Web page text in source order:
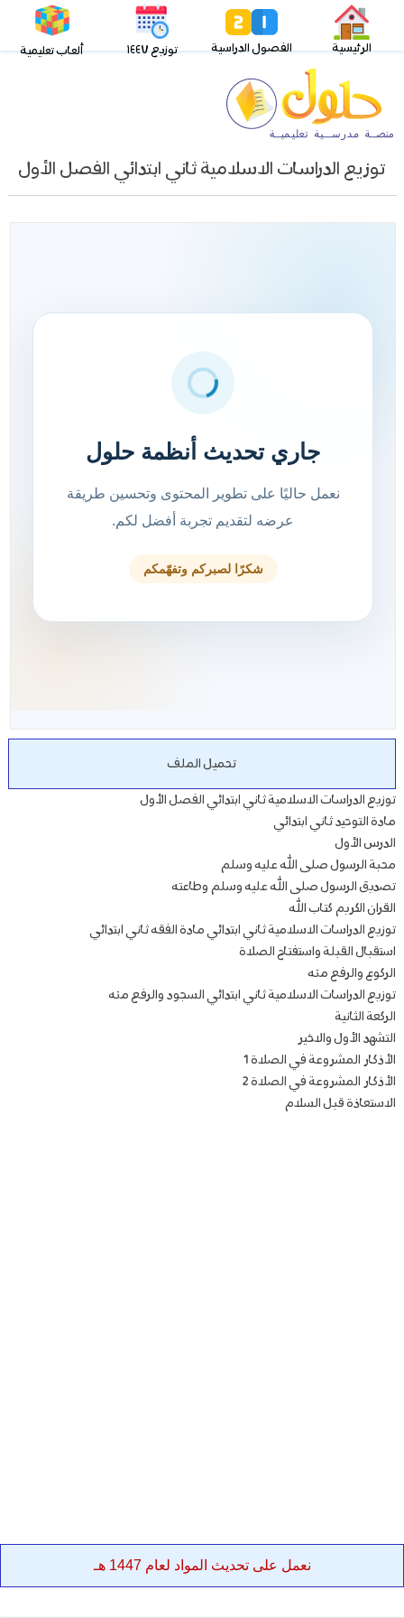
الرئيسية الفصول الدراسية توزيع ١٤٤٧ ألعاب تعليمية
توزيع الدراسات الاسلامية ثاني ابتدائي الفصل الأول
تحميل الملف
توزيع الدراسات الاسلامية ثاني ابتدائي الفصل الأول
مادة التوحيد ثاني ابتدائي
الدرس الأول
محبة الرسول صلى الله عليه وسلم
تصديق الرسول صلى الله عليه وسلم وطاعته
القران الكريم كتاب الله
توزيع الدراسات الاسلامية ثاني ابتدائي مادة الفقه ثاني ابتدائي
استقبال القبلة واستفتاح الصلاة
الركوع والرفع منه
توزيع الدراسات الاسلامية ثاني ابتدائي السجود والرفع منه
الركعة الثانية
التشهد الأول والاخير
الأذكار المشروعة في الصلاة 1
الأذكار المشروعة في الصلاة 2
الاستعاذة قبل السلام
نعمل على تحديث المواد لعام 1447 هـ